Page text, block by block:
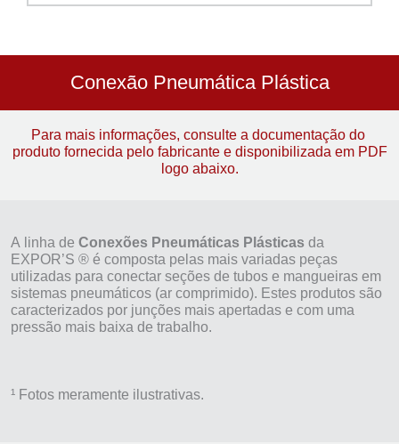
Conexão Pneumática Plástica
Para mais informações, consulte a documentação do
produto fornecida pelo fabricante e disponibilizada em PDF
logo abaixo.
A linha de Conexões Pneumáticas Plásticas da
EXPOR’S ® é composta pelas mais variadas peças
utilizadas para conectar seções de tubos e mangueiras em
sistemas pneumáticos (ar comprimido). Estes produtos são
caracterizados por junções mais apertadas e com uma
pressão mais baixa de trabalho.
¹ Fotos meramente ilustrativas.